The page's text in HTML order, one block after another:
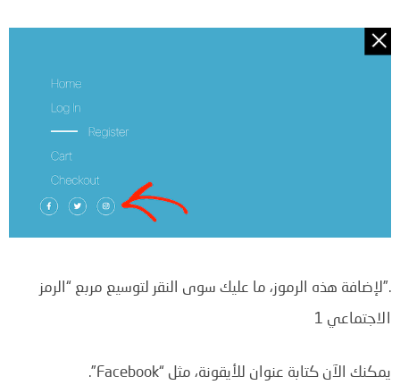
.”لإضافة هذه الرموز، ما عليك سوى النقر لتوسيع مربع “الرمز
الاجتماعي 1
يمكنك الآن كتابة عنوان للأيقونة، مثل “Facebook”.